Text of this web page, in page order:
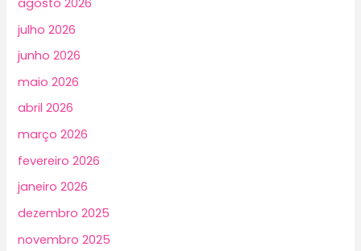
julho 2026
junho 2026
maio 2026
abril 2026
março 2026
fevereiro 2026
janeiro 2026
dezembro 2025
novembro 2025